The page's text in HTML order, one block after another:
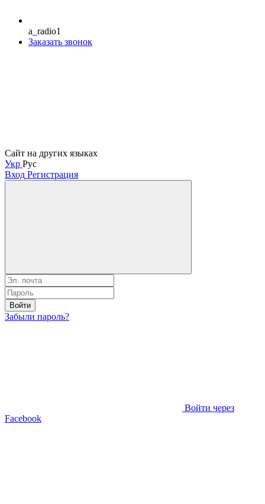
a_radio1
Заказать звонок
Сайт на других языках
Укр Рус
Вход Регистрация
Войти
Забыли пароль?
Войти через
Facebook